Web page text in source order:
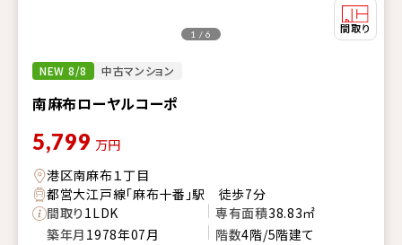
NEW 8/8 中古マンション
南麻布ローヤルコーポ
1 / 6
5,799 万円
港区南麻布１丁目
都営大江戸線「麻布十番」駅 徒歩7分
間取り1LDK 専有面積38.83㎡
築年月 1978年07月 階数4階/5階建て